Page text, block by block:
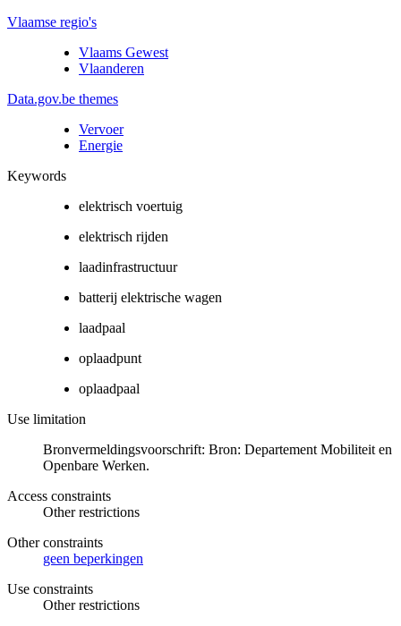
Vlaamse regio's
Vlaams Gewest
Vlaanderen
Data.gov.be themes
Vervoer
Energie
Keywords
elektrisch voertuig
elektrisch rijden
laadinfrastructuur
batterij elektrische wagen
laadpaal
oplaadpunt
oplaadpaal
Use limitation
Bronvermeldingsvoorschrift: Bron: Departement Mobiliteit en
Openbare Werken.
Access constraints
Other restrictions
Other constraints
geen beperkingen
Use constraints
Other restrictions